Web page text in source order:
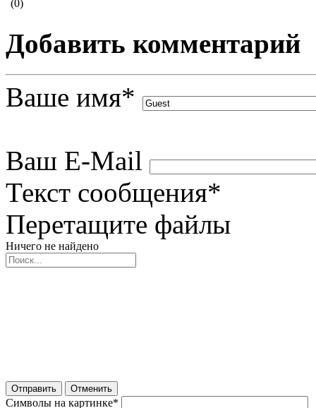
(0)
Добавить комментарий
Ваше имя*
Ваш E-Mail
Текст сообщения*
Перетащите файлы
Ничего не найдено
Отправить Отменить
Символы на картинке*